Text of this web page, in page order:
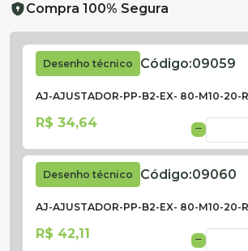
Compra 100% Segura
Desenho técnico Código:09059
AJ-AJUSTADOR-PP-B2-EX- 80-M10-20-
R$ 34,64
Desenho técnico Código:09060
AJ-AJUSTADOR-PP-B2-EX- 80-M10-20-
R$ 42,11